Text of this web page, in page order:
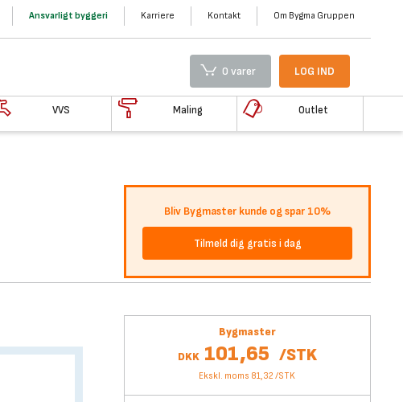
Ansvarligt byggeri Karriere Kontakt Om Bygma Gruppen
0 varer LOG IND
VVS Maling Outlet
Bliv Bygmaster kunde og spar 10%
Tilmeld dig gratis i dag
Bygmaster
DKK 101,65 /STK
Ekskl. moms 81,32 /STK